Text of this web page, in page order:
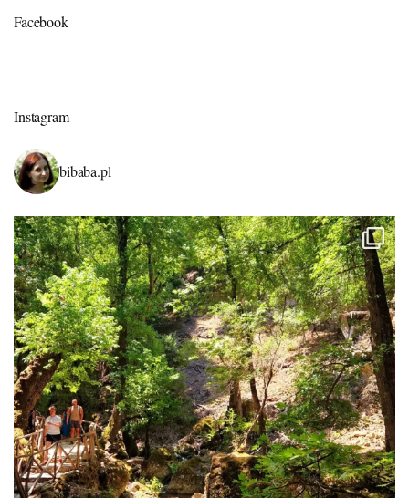
Facebook
Instagram
bibaba.pl